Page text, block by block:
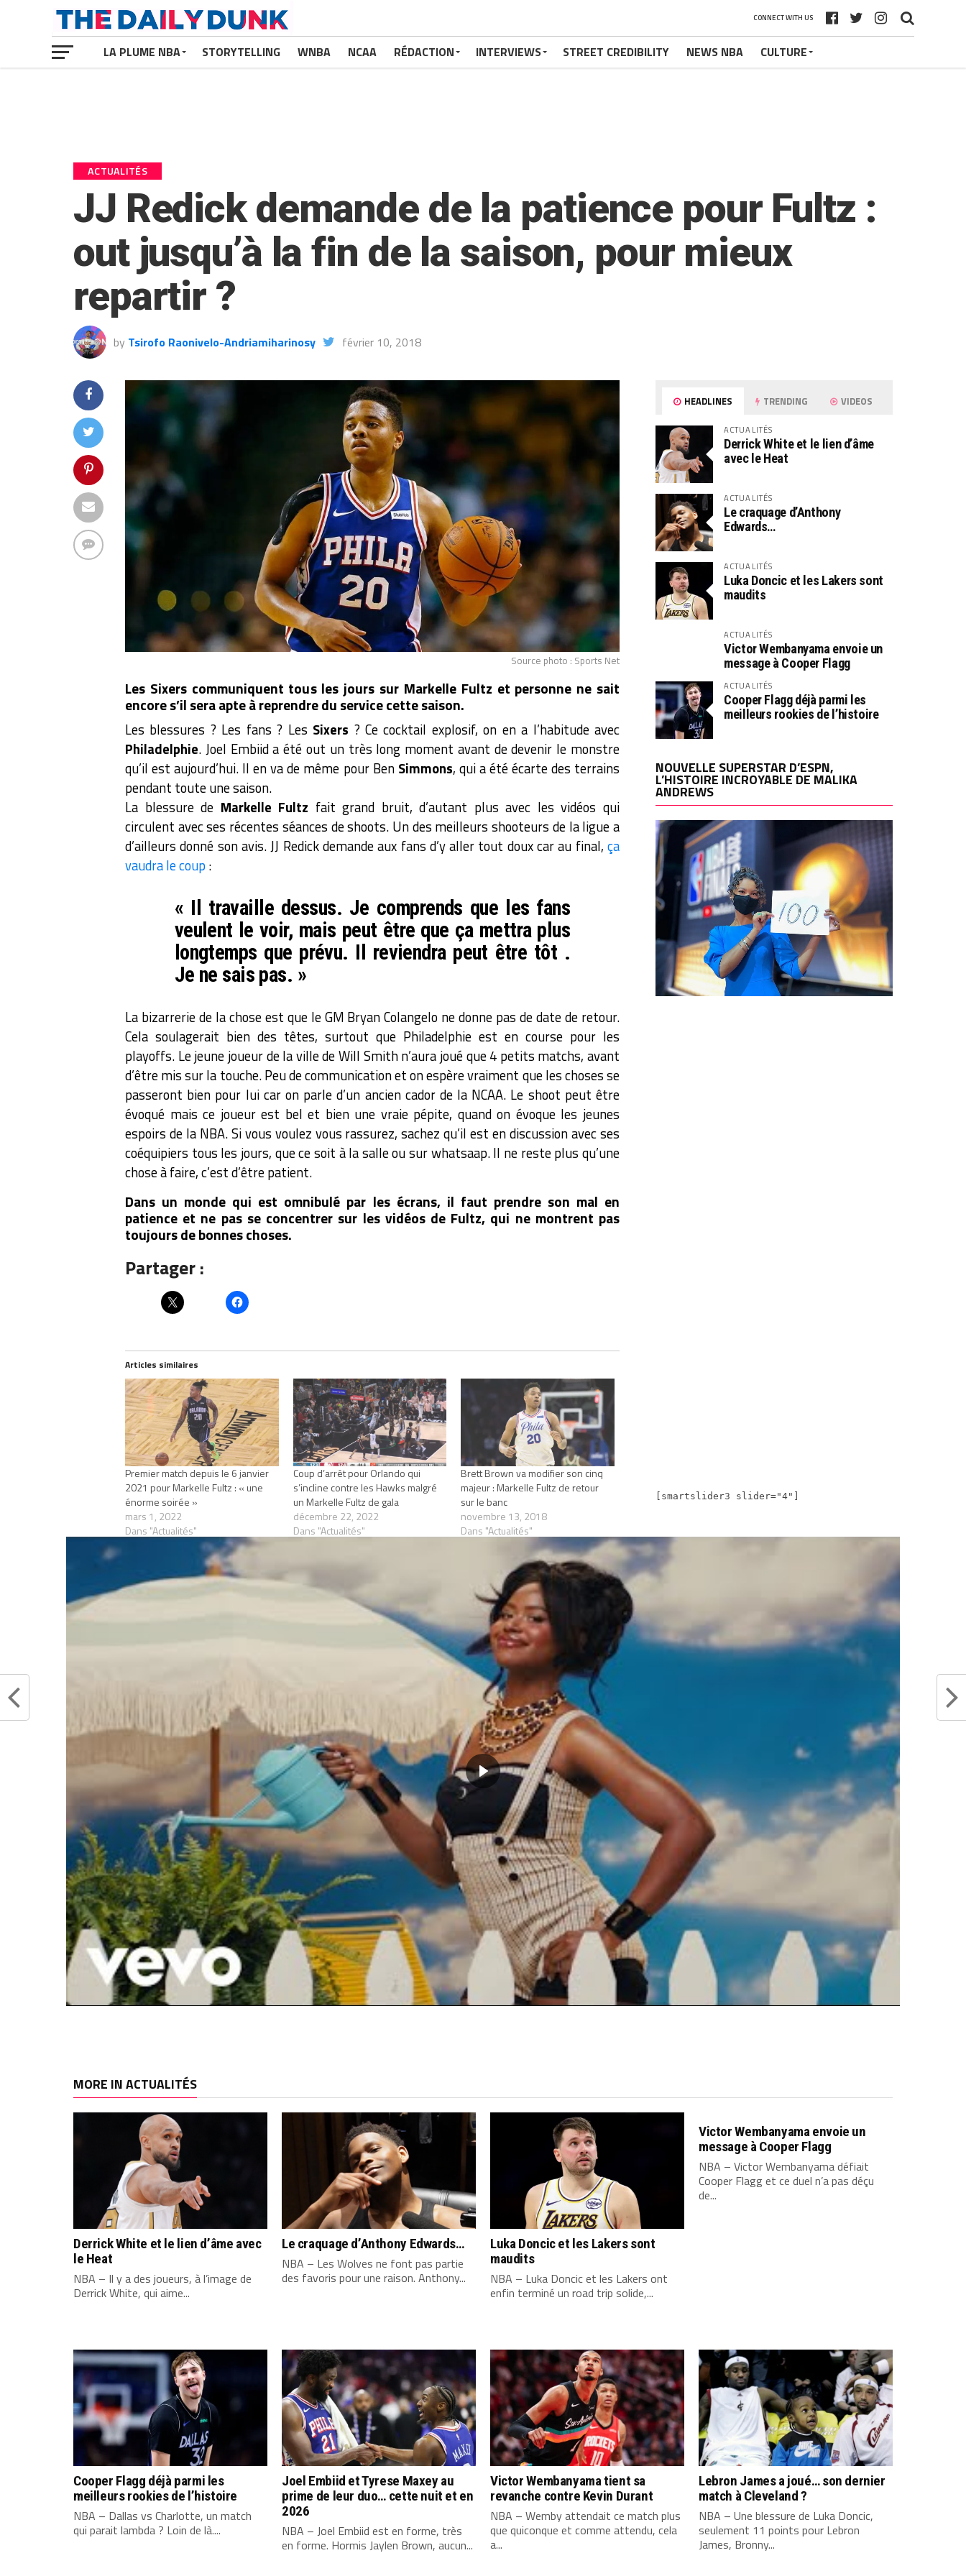
CONNECT WITH US
LA PLUME NBA STORYTELLING WNBA NCAA RÉDACTION INTERVIEWS STREET CREDIBILITY NEWS NBA CULTURE
ACTUALITÉS
JJ Redick demande de la patience pour Fultz :
out jusqu’à la fin de la saison, pour mieux
repartir ?
by Tsirofo Raonivelo-Andriamiharinosy février 10, 2018
Source photo : Sports Net
Les Sixers communiquent tous les jours sur Markelle Fultz et personne ne sait
encore s’il sera apte à reprendre du service cette saison.
Les blessures ? Les fans ? Les Sixers ? Ce cocktail explosif, on en a l’habitude avec
Philadelphie. Joel Embiid a été out un très long moment avant de devenir le monstre
qu’il est aujourd’hui. Il en va de même pour Ben Simmons, qui a été écarte des terrains
pendant toute une saison.
La blessure de Markelle Fultz fait grand bruit, d’autant plus avec les vidéos qui
circulent avec ses récentes séances de shoots. Un des meilleurs shooteurs de la ligue a
d’ailleurs donné son avis. JJ Redick demande aux fans d’y aller tout doux car au final, ça
vaudra le coup :
« Il travaille dessus. Je comprends que les fans
veulent le voir, mais peut être que ça mettra plus
longtemps que prévu. Il reviendra peut être tôt .
Je ne sais pas. »
La bizarrerie de la chose est que le GM Bryan Colangelo ne donne pas de date de retour.
Cela soulagerait bien des têtes, surtout que Philadelphie est en course pour les
playoffs. Le jeune joueur de la ville de Will Smith n’aura joué que 4 petits matchs, avant
d’être mis sur la touche. Peu de communication et on espère vraiment que les choses se
passeront bien pour lui car on parle d’un ancien cador de la NCAA. Le shoot peut être
évoqué mais ce joueur est bel et bien une vraie pépite, quand on évoque les jeunes
espoirs de la NBA. Si vous voulez vous rassurez, sachez qu’il est en discussion avec ses
coéquipiers tous les jours, que ce soit à la salle ou sur whatsaap. Il ne reste plus qu’une
chose à faire, c’est d’être patient.
Dans un monde qui est omnibulé par les écrans, il faut prendre son mal en
patience et ne pas se concentrer sur les vidéos de Fultz, qui ne montrent pas
toujours de bonnes choses.
Partager :
Articles similaires
Premier match depuis le 6 janvier
2021 pour Markelle Fultz : « une
énorme soirée »
mars 1, 2022
Dans "Actualités"
Coup d’arrêt pour Orlando qui
s’incline contre les Hawks malgré
un Markelle Fultz de gala
décembre 22, 2022
Dans "Actualités"
Brett Brown va modifier son cinq
majeur : Markelle Fultz de retour
sur le banc
novembre 13, 2018
Dans "Actualités"
RELATED TOPICS MARKELLE FULTZ
CLICK TO COMMENT
HEADLINES TRENDING VIDEOS
ACTUALITÉS
Derrick White et le lien d’âme
avec le Heat
ACTUALITÉS
Le craquage d’Anthony
Edwards…
ACTUALITÉS
Luka Doncic et les Lakers sont
maudits
ACTUALITÉS
Victor Wembanyama envoie un
message à Cooper Flagg
ACTUALITÉS
Cooper Flagg déjà parmi les
meilleurs rookies de l’histoire
NOUVELLE SUPERSTAR D’ESPN,
L’HISTOIRE INCROYABLE DE MALIKA
ANDREWS
[smartslider3 slider="4"]
MORE IN ACTUALITÉS
Derrick White et le lien d’âme avec
le Heat
NBA – Il y a des joueurs, à l’image de
Derrick White, qui aime...
Le craquage d’Anthony Edwards…
NBA – Les Wolves ne font pas partie
des favoris pour une raison. Anthony...
Luka Doncic et les Lakers sont
maudits
NBA – Luka Doncic et les Lakers ont
enfin terminé un road trip solide,...
Victor Wembanyama envoie un
message à Cooper Flagg
NBA – Victor Wembanyama défiait
Cooper Flagg et ce duel n’a pas déçu
de...
Cooper Flagg déjà parmi les
meilleurs rookies de l’histoire
NBA – Dallas vs Charlotte, un match
qui parait lambda ? Loin de là....
Joel Embiid et Tyrese Maxey au
prime de leur duo… cette nuit et en
2026
NBA – Joel Embiid est en forme, très
en forme. Hormis Jaylen Brown, aucun...
Victor Wembanyama tient sa
revanche contre Kevin Durant
NBA – Wemby attendait ce match plus
que quiconque et comme attendu, cela
a...
Lebron James a joué… son dernier
match à Cleveland ?
NBA – Une blessure de Luka Doncic,
seulement 11 points pour Lebron
James, Bronny...